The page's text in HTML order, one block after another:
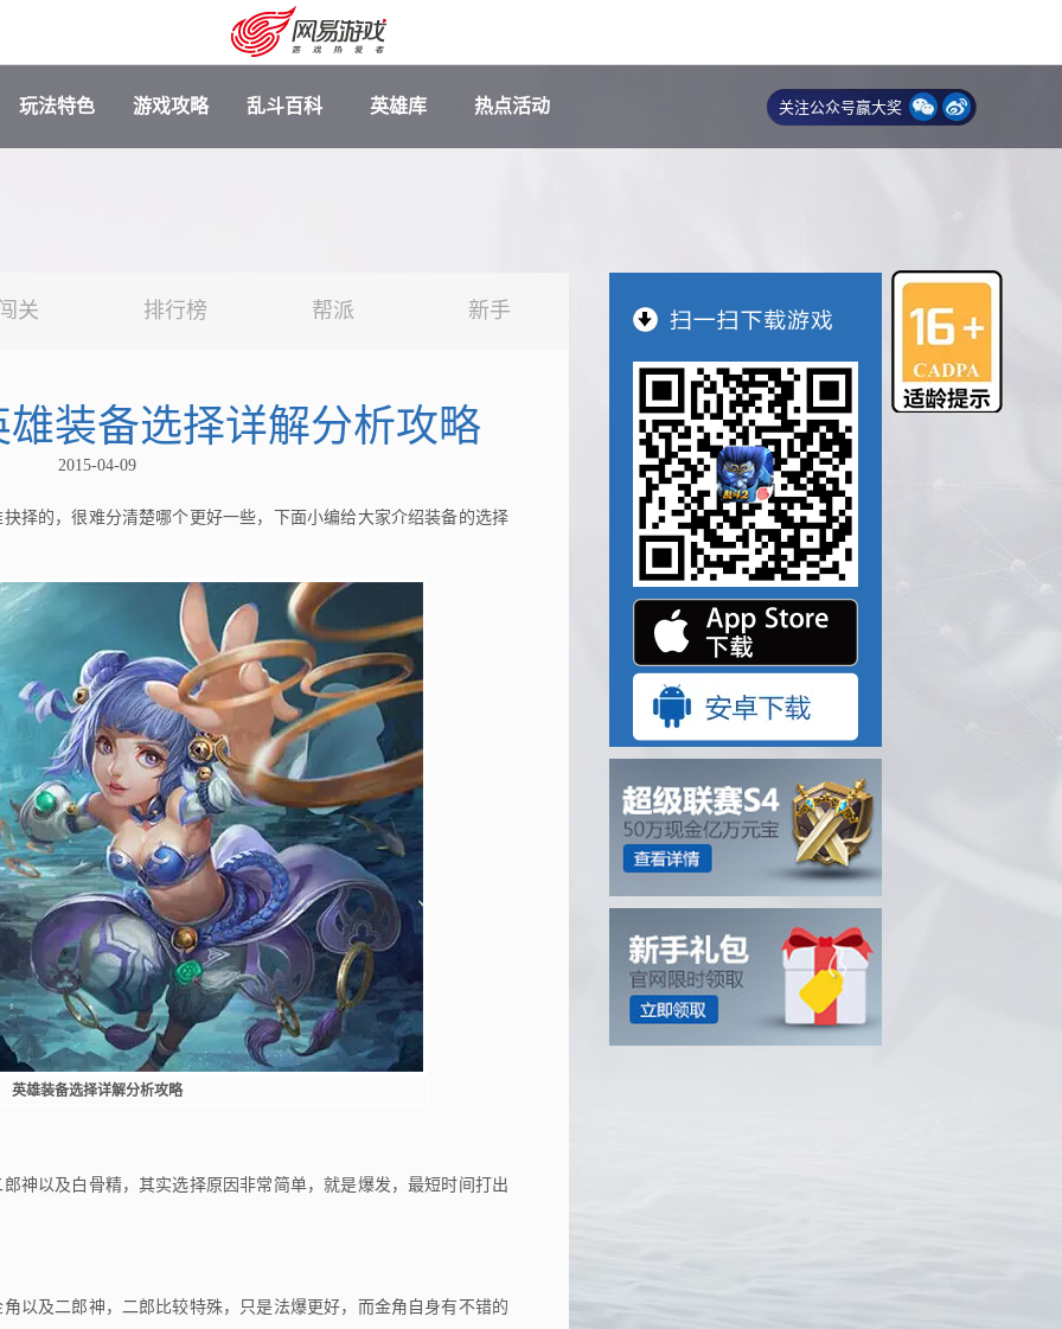
玩法特色 游戏攻略 乱斗百科 英雄库 热点活动 关注公众号赢大奖
关 排行榜 帮派 新手
装备选择详解分析攻略
2015-04-09
的，很难分清楚哪个更好一些，下面小编给大家介绍装备的选择
英雄装备选择详解分析攻略
以及白骨精，其实选择原因非常简单，就是爆发，最短时间打出
及二郎神，二郎比较特殊，只是法爆更好，而金角自身有不错的